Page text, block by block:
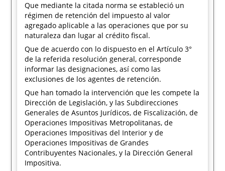
Que mediante la citada norma se estableció un
régimen de retención del impuesto al valor
agregado aplicable a las operaciones que por su
naturaleza dan lugar al crédito fiscal.
Que de acuerdo con lo dispuesto en el Artículo 3°
de la referida resolución general, corresponde
informar las designaciones, así como las
exclusiones de los agentes de retención.
Que han tomado la intervención que les compete la
Dirección de Legislación, y las Subdirecciones
Generales de Asuntos Jurídicos, de Fiscalización, de
Operaciones Impositivas Metropolitanas, de
Operaciones Impositivas del Interior y de
Operaciones Impositivas de Grandes
Contribuyentes Nacionales, y la Dirección General
Impositiva.